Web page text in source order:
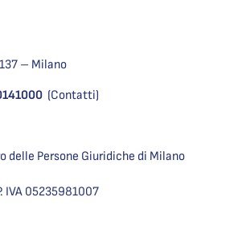
– Milano
(Contatti)
delle Persone Giuridiche di Milano
IVA 05235981007